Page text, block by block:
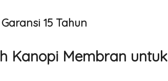
15 Tahun
Kanopi Membran untuk